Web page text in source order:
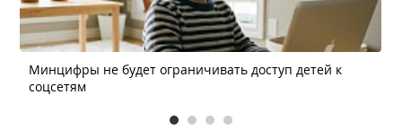
Минцифры не будет ограничивать доступ детей к
соцсетям